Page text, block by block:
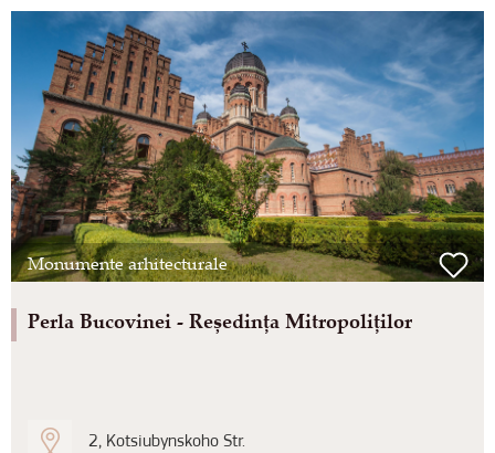
Monumente arhitecturale
Perla Bucovinei - Reședința Mitropoliților
2, Kotsiubynskoho Str.